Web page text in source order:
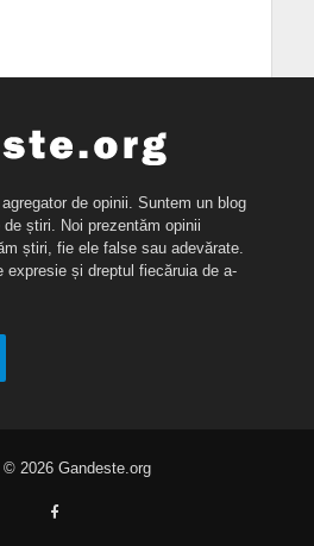
de opinii. Suntem un blog
știri. Noi prezentăm opinii
știri, fie ele false sau adevărate.
expresie și dreptul fiecăruia de a-
© 2026 Gandeste.org